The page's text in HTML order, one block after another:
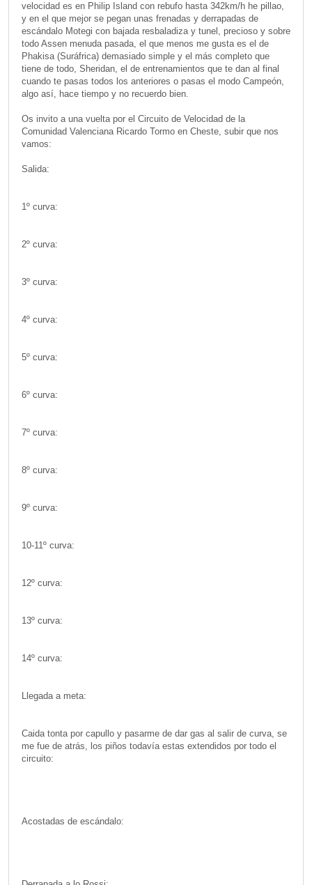
velocidad es en Philip Island con rebufo hasta 342km/h he pillao,
y en el que mejor se pegan unas frenadas y derrapadas de
escándalo Motegi con bajada resbaladiza y tunel, precioso y sobre
todo Assen menuda pasada, el que menos me gusta es el de
Phakisa (Suráfrica) demasiado simple y el más completo que
tiene de todo, Sheridan, el de entrenamientos que te dan al final
cuando te pasas todos los anteriores o pasas el modo Campeón,
algo así, hace tiempo y no recuerdo bien.
Os invito a una vuelta por el Circuito de Velocidad de la
Comunidad Valenciana Ricardo Tormo en Cheste, subir que nos
vamos:
Salida:
1º curva:
2º curva:
3º curva:
4º curva:
5º curva:
6º curva:
7º curva:
8º curva:
9º curva:
10-11º curva:
12º curva:
13º curva:
14º curva:
Llegada a meta:
Caida tonta por capullo y pasarme de dar gas al salir de curva, se
me fue de atrás, los piños todavía estas extendidos por todo el
circuito:
Acostadas de escándalo: